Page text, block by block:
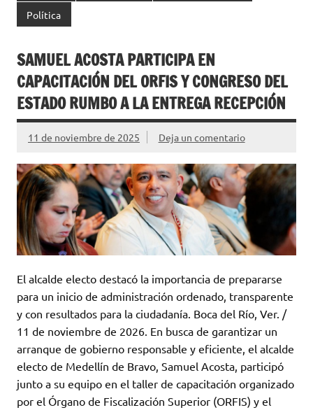
Política
SAMUEL ACOSTA PARTICIPA EN
CAPACITACIÓN DEL ORFIS Y CONGRESO DEL
ESTADO RUMBO A LA ENTREGA RECEPCIÓN
11 de noviembre de 2025 Deja un comentario
El alcalde electo destacó la importancia de prepararse
para un inicio de administración ordenado, transparente
y con resultados para la ciudadanía. Boca del Río, Ver. /
11 de noviembre de 2026. En busca de garantizar un
arranque de gobierno responsable y eficiente, el alcalde
electo de Medellín de Bravo, Samuel Acosta, participó
junto a su equipo en el taller de capacitación organizado
por el Órgano de Fiscalización Superior (ORFIS) y el